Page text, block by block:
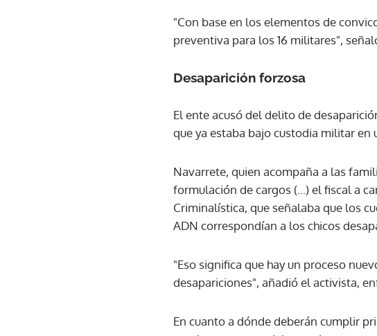
"Con base en los elementos de
preventiva para los 16 militares",
Desaparición forzosa
El ente acusó del delito de
que ya estaba bajo custodia militar en
Navarrete, quien acompaña a las
formulación de cargos (...) el fiscal a
Criminalística, que señalaba que los
ADN correspondían a los chicos
"Eso significa que hay un proceso
desapariciones", añadió el activista,
En cuanto a dónde deberán cumplir